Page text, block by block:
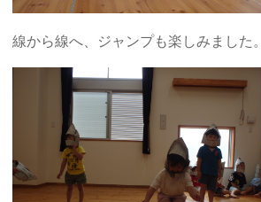
線から線へ、ジャンプも楽しみました。